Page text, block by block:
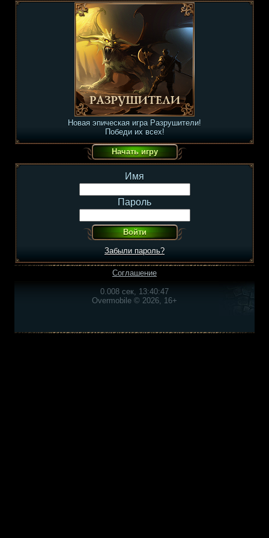
Новая эпическая игра Разрушители!
Победи их всех!
Имя
Пароль
Забыли пароль?
Соглашение
0.008 сек, 13:40:47
Overmobile © 2026, 16+